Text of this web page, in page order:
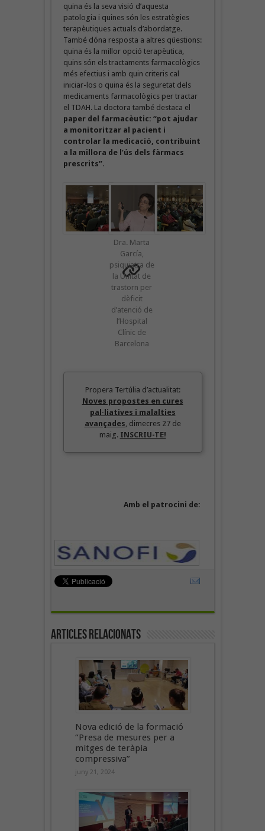
quina és la seva visió d’aquesta
patologia i quines són les estratègies
terapèutiques actuals d’abordatge.
També dóna resposta a altres qüestions:
quina és la millor opció terapèutica,
quins són els tractaments farmacològics
més efectius i amb quin criteris cal
iniciar-los o quina és la seguretat dels
medicaments farmacològics per tractar
el TDAH. La doctora també destaca el
paper del farmacèutic: “pot ajudar
a monitoritzar al pacient i
controlar la medicació, contribuint
a la millora de l’ús dels fàrmacs
prescrits”.
Dra. Marta
García,
psiquiatra de
la Unitat de
trastorn per
dèficit
d’atenció de
l’Hospital
Clínic de
Barcelona
Propera Tertúlia d’actualitat:
Noves propostes en cures
pal·liatives i malalties
avançades , dimecres 27 de
maig. INSCRIU-TE!
Amb el patrocini de:
Articles Relacionats
Nova edició de la formació
“Presa de mesures per a
mitges de teràpia
compressiva”
juny 21, 2024